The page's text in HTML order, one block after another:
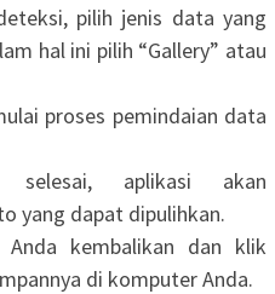
pilih jenis data yang
hal ini pilih “Gallery” atau
proses pemindaian data
selesai, aplikasi akan
yang dapat dipulihkan.
kembalikan dan klik
di komputer Anda.